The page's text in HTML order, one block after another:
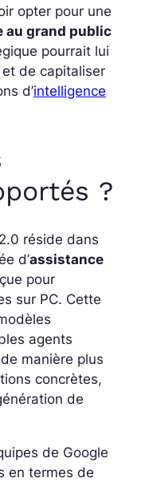
opter pour une
au grand public
pourrait lui
de capitaliser
d’intelligence
?
réside dans
d’assistance
pour
sur PC. Cette
agents
manière plus
concrètes,
de
de Google
en termes de